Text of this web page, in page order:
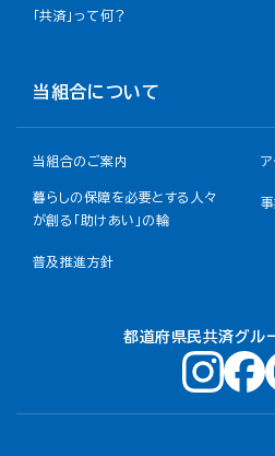
「共済」って何？
当組合について
当組合のご案内 ア
暮らしの保障を必要とする人々
が創る「助けあい」の輪
普及推進方針
都道府県民共済グル